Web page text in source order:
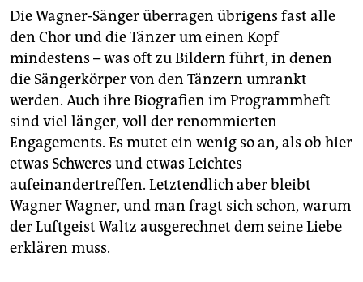
Die Wagner-Sänger überragen übrigens fast alle
den Chor und die Tänzer um einen Kopf
mindestens – was oft zu Bildern führt, in denen
die Sängerkörper von den Tänzern umrankt
werden. Auch ihre Biografien im Programmheft
sind viel länger, voll der renommierten
Engagements. Es mutet ein wenig so an, als ob hier
etwas Schweres und etwas Leichtes
aufeinandertreffen. Letztendlich aber bleibt
Wagner Wagner, und man fragt sich schon, warum
der Luftgeist Waltz ausgerechnet dem seine Liebe
erklären muss.